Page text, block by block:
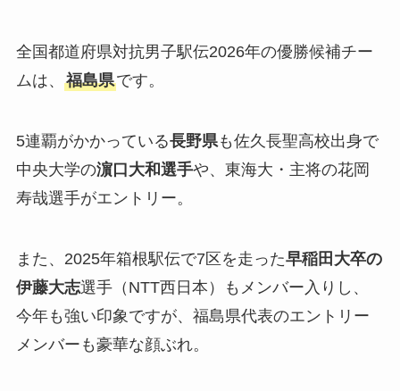
全国都道府県対抗男子駅伝2026年の優勝候補チー
ムは、 福島県です。
5連覇がかかっている長野県も佐久長聖高校出身で
中央大学の濵口大和選手や、東海大・主将の花岡
寿哉選手がエントリー。
また、2025年箱根駅伝で7区を走った早稲田大卒の
伊藤大志選手（NTT西日本）もメンバー入りし、
今年も強い印象ですが、福島県代表のエントリー
メンバーも豪華な顔ぶれ。